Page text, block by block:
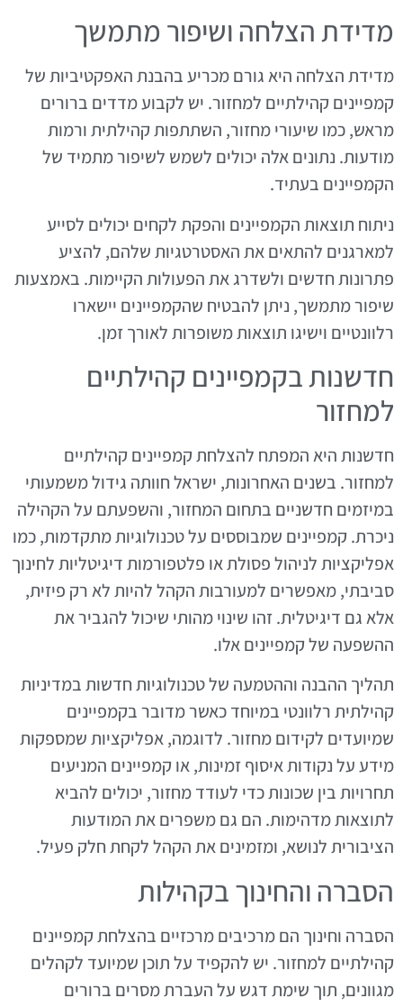
מדידת הצלחה ושיפור מתמשך
מדידת הצלחה היא גורם מכריע בהבנת האפקטיביות של
קמפיינים קהילתיים למחזור. יש לקבוע מדדים ברורים
מראש, כמו שיעורי מחזור, השתתפות קהילתית ורמות
מודעות. נתונים אלה יכולים לשמש לשיפור מתמיד של
הקמפיינים בעתיד.
ניתוח תוצאות הקמפיינים והפקת לקחים יכולים לסייע
למארגנים להתאים את האסטרטגיות שלהם, להציע
פתרונות חדשים ולשדרג את הפעולות הקיימות. באמצעות
שיפור מתמשך, ניתן להבטיח שהקמפיינים יישארו
רלוונטיים וישיגו תוצאות משופרות לאורך זמן.
חדשנות בקמפיינים קהילתיים
למחזור
חדשנות היא המפתח להצלחת קמפיינים קהילתיים
למחזור. בשנים האחרונות, ישראל חוותה גידול משמעותי
במיזמים חדשניים בתחום המחזור, והשפעתם על הקהילה
ניכרת. קמפיינים שמבוססים על טכנולוגיות מתקדמות, כמו
אפליקציות לניהול פסולת או פלטפורמות דיגיטליות לחינוך
סביבתי, מאפשרים למעורבות הקהל להיות לא רק פיזית,
אלא גם דיגיטלית. זהו שינוי מהותי שיכול להגביר את
ההשפעה של קמפיינים אלו.
תהליך ההבנה וההטמעה של טכנולוגיות חדשות במדיניות
קהילתית רלוונטי במיוחד כאשר מדובר בקמפיינים
שמיועדים לקידום מחזור. לדוגמה, אפליקציות שמספקות
מידע על נקודות איסוף זמינות, או קמפיינים המניעים
תחרויות בין שכונות כדי לעודד מחזור, יכולים להביא
לתוצאות מדהימות. הם גם משפרים את המודעות
הציבורית לנושא, ומזמינים את הקהל לקחת חלק פעיל.
הסברה והחינוך בקהילות
הסברה וחינוך הם מרכיבים מרכזיים בהצלחת קמפיינים
קהילתיים למחזור. יש להקפיד על תוכן שמיועד לקהלים
מגוונים, תוך שימת דגש על העברת מסרים ברורים